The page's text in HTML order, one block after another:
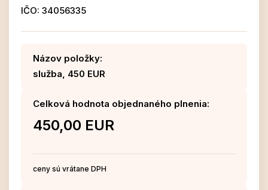
IČO: 34056335
Názov položky:
služba, 450 EUR
Celková hodnota objednaného plnenia:
450,00 EUR
ceny sú vrátane DPH